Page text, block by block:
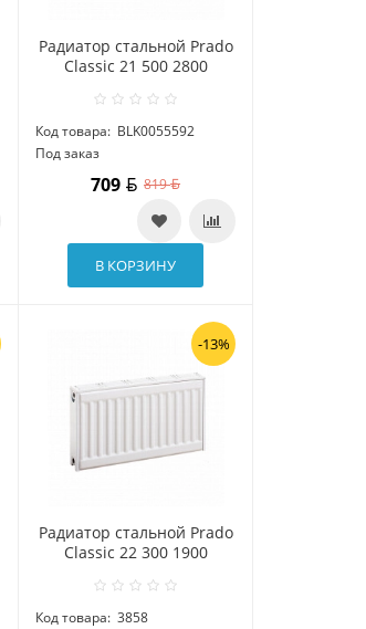
Радиатор стальной Prado
Classic 21 500 2800
Код товара: BLK0055592
Под заказ
709 819
В КОРЗИНУ
-13%
Радиатор стальной Prado
Classic 22 300 1900
Код товара: 3858